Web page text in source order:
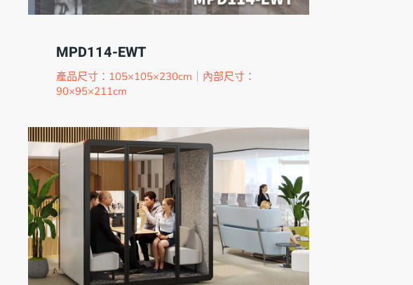
MPD114-EWT
產品尺寸：105×105×230cm｜內部尺寸：
90×95×211cm